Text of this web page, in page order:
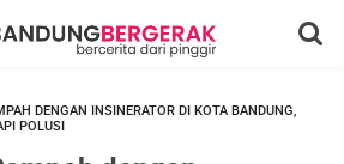
DENGAN INSINERATOR DI KOTA BANDUNG,
POLUSI